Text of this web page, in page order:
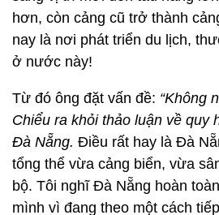
hơn, còn cảng cũ trở thành
nay là nơi phát triển du lịch,
ở nước này!
Từ đó ông đặt vấn đề: “Không
Chiểu ra khỏi thảo luận về quy
Đà Nẵng. Điều rất hay là Đà
tổng thể vừa cảng biển, vừa
bộ. Tôi nghĩ Đà Nẵng hoàn
mình vì đang theo một cách